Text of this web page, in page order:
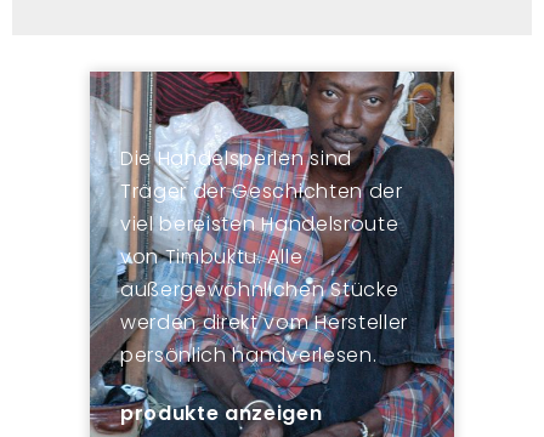
Die Handelsperlen sind
Träger der Geschichten der
viel bereisten Handelsroute
von Timbuktu. Alle
außergewöhnlichen Stücke
werden direkt vom Hersteller
persönlich handverlesen.
produkte anzeigen